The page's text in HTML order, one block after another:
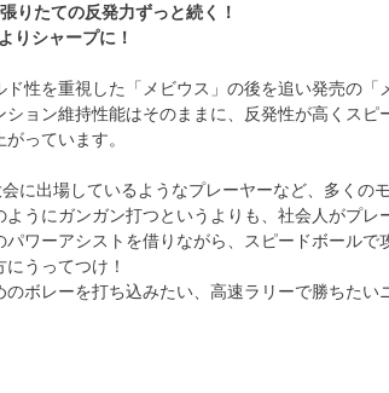
りたての反発力ずっと続く！
りシャープに！
ド性を重視した「メビウス」の後を追い発売の「
ション維持性能はそのままに、反発性が高くスピ
っています。
に出場しているようなプレーヤーなど、多くの
ようにガンガン打つというよりも、社会人がプレ
パワーアシストを借りながら、スピードボールで
うってつけ！
のボレーを打ち込みたい、高速ラリーで勝ちたい